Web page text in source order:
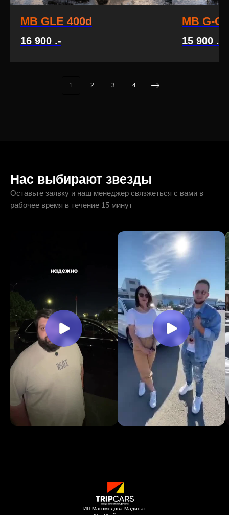
MB GLE 400d
16 900 .-
MB G-
15 900 .-
1 2 3 4
Нас выбирают звезды
Оставьте заявку и наш менеджер связжеться с вами в
рабочее время в течение 15 минут
ИП Магомедова Мадинат